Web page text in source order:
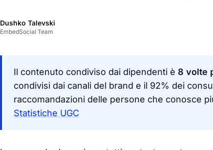
Dushko Talevski
EmbedSocial Team
Il contenuto condiviso dai dipendenti è 8 volte
condivisi dai canali del brand e il 92% dei
raccomandazioni delle persone che conosce
Statistiche UGC